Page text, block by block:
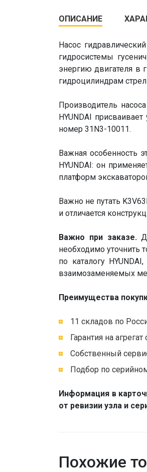
ОПИСАНИЕ
Насос
гидросистемы
энергию двигателя в
гидроцилиндрам
Производитель
HYUNDAI
номер 31N3-10011.
Важная особенность
HYUNDAI: он
платформ
Важно не путать
и отличается
Важно при заказе.
необходимо уточнить
по каталогу
взаимозаменяемых
Преимущества
11 складов по
Гарантия на
Собственный
Подбор по
Информация в
от ревизии узла и
Похожие